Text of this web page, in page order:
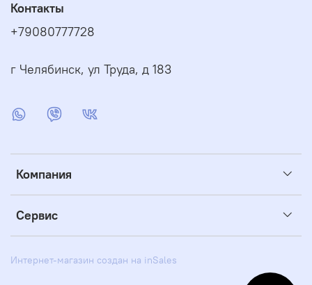
Компания
Сервис
Контакты
+79080777728
г Челябинск, ул Труда, д 183
Интернет-магазин создан на inSales